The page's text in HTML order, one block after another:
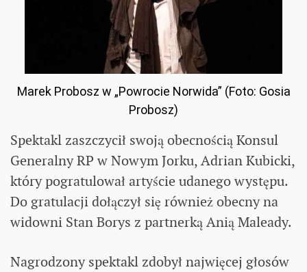
Marek Probosz w „Powrocie Norwida” (Foto: Gosia
Probosz)
Spektakl zaszczycił swoją obecnością Konsul
Generalny RP w Nowym Jorku, Adrian Kubicki,
który pogratulował artyście udanego występu.
Do gratulacji dołączył się również obecny na
widowni Stan Borys z partnerką Anią Maleady.
Nagrodzony spektakl zdobył najwięcej głosów